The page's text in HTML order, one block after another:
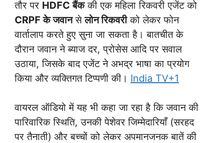
तौर पर HDFC बैंककी एक महिला रिकवरी एजेंट को
CRPF के जवानसेलोन रिकवरीको लेकर फोन
वार्तालाप करते हुए सुना जा सकता है। बातचीत के
दौरान जवान ने ब्याज दर, प्रोसेस आदि पर सवाल
उठाया, जिसके बाद एजेंट ने अभद्र भाषा का प्रयोग
किया और व्यक्तिगत टिप्पणी की। India TV+1
वायरल ऑडियो में यह भी कहा जा रहा है कि जवान की
पारिवारिक स्थिति, उनकी पेशेवर जिम्मेदारियाँ (सरहद
पर तैनाती) और बच्चों को लेकर अपमानजनक बातें की